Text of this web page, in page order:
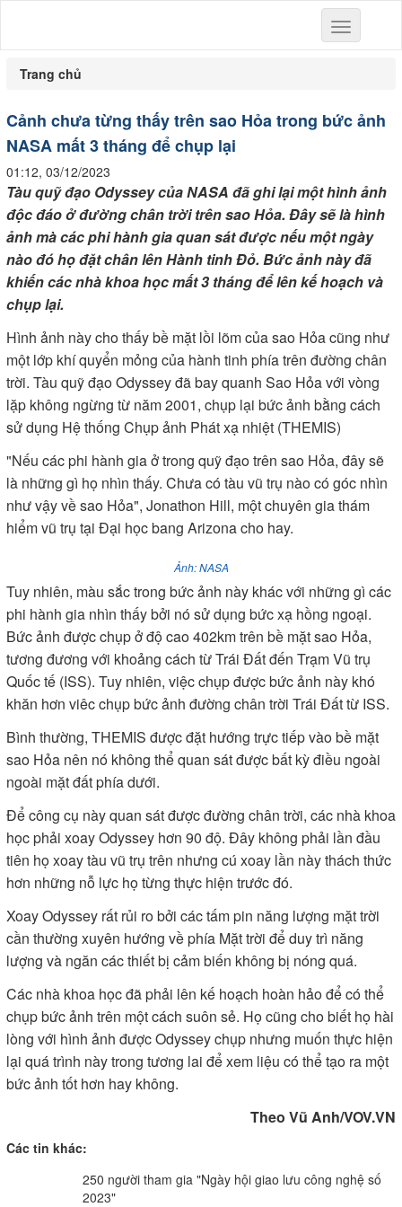
Toggle
navigation
Trang chủ
Cảnh chưa từng thấy trên sao Hỏa trong bức ảnh
NASA mất 3 tháng để chụp lại
01:12, 03/12/2023
Tàu quỹ đạo Odyssey của NASA đã ghi lại một hình ảnh
độc đáo ở đường chân trời trên sao Hỏa. Đây sẽ là hình
ảnh mà các phi hành gia quan sát được nếu một ngày
nào đó họ đặt chân lên Hành tinh Đỏ. Bức ảnh này đã
khiến các nhà khoa học mất 3 tháng để lên kế hoạch và
chụp lại.
Hình ảnh này cho thấy bề mặt lồi lõm của sao Hỏa cũng như
một lớp khí quyển mỏng của hành tinh phía trên đường chân
trời. Tàu quỹ đạo Odyssey đã bay quanh Sao Hỏa với vòng
lặp không ngừng từ năm 2001, chụp lại bức ảnh bằng cách
sử dụng Hệ thống Chụp ảnh Phát xạ nhiệt (THEMIS)
"Nếu các phi hành gia ở trong quỹ đạo trên sao Hỏa, đây sẽ
là những gì họ nhìn thấy. Chưa có tàu vũ trụ nào có góc nhìn
như vậy về sao Hỏa", Jonathon Hill, một chuyên gia thám
hiểm vũ trụ tại Đại học bang Arizona cho hay.
Ảnh: NASA
Tuy nhiên, màu sắc trong bức ảnh này khác với những gì các
phi hành gia nhìn thấy bởi nó sử dụng bức xạ hồng ngoại.
Bức ảnh được chụp ở độ cao 402km trên bề mặt sao Hỏa,
tương đương với khoảng cách từ Trái Đất đến Trạm Vũ trụ
Quốc tế (ISS). Tuy nhiên, việc chụp được bức ảnh này khó
khăn hơn viêc chụp bức ảnh đường chân trời Trái Đất từ ISS.
Bình thường, THEMIS được đặt hướng trực tiếp vào bề mặt
sao Hỏa nên nó không thể quan sát được bất kỳ điều ngoài
ngoài mặt đất phía dưới.
Để công cụ này quan sát được đường chân trời, các nhà khoa
học phải xoay Odyssey hơn 90 độ. Đây không phải lần đầu
tiên họ xoay tàu vũ trụ trên nhưng cú xoay lần này thách thức
hơn những nỗ lực họ từng thực hiện trước đó.
Xoay Odyssey rất rủi ro bởi các tấm pin năng lượng mặt trời
cần thường xuyên hướng về phía Mặt trời để duy trì năng
lượng và ngăn các thiết bị cảm biến không bị nóng quá.
Các nhà khoa học đã phải lên kế hoạch hoàn hảo để có thể
chụp bức ảnh trên một cách suôn sẻ. Họ cũng cho biết họ hài
lòng với hình ảnh được Odyssey chụp nhưng muốn thực hiện
lại quá trình này trong tương lai để xem liệu có thể tạo ra một
bức ảnh tốt hơn hay không.
Theo Vũ Anh/VOV.VN
Các tin khác:
250 người tham gia "Ngày hội giao lưu công nghệ số
2023"